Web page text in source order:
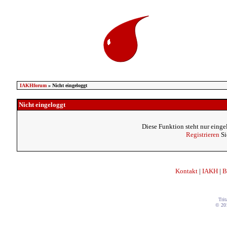
IAKHforum» Nicht eingeloggt
Nicht eingeloggt
Diese Funktion steht nur
Registrieren
Kontakt | IAKH |
©